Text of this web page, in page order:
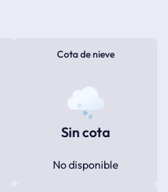
Cota de nieve
Sin cota
No disponible